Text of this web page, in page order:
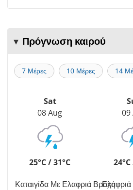
Πρόγνωση καιρού
7 Μέρες 10 Μέρες 14
Sat
08 Aug
25°C / 31°C
Καταιγίδα Με Ελαφριά Βροχή
09
Ελαφριά